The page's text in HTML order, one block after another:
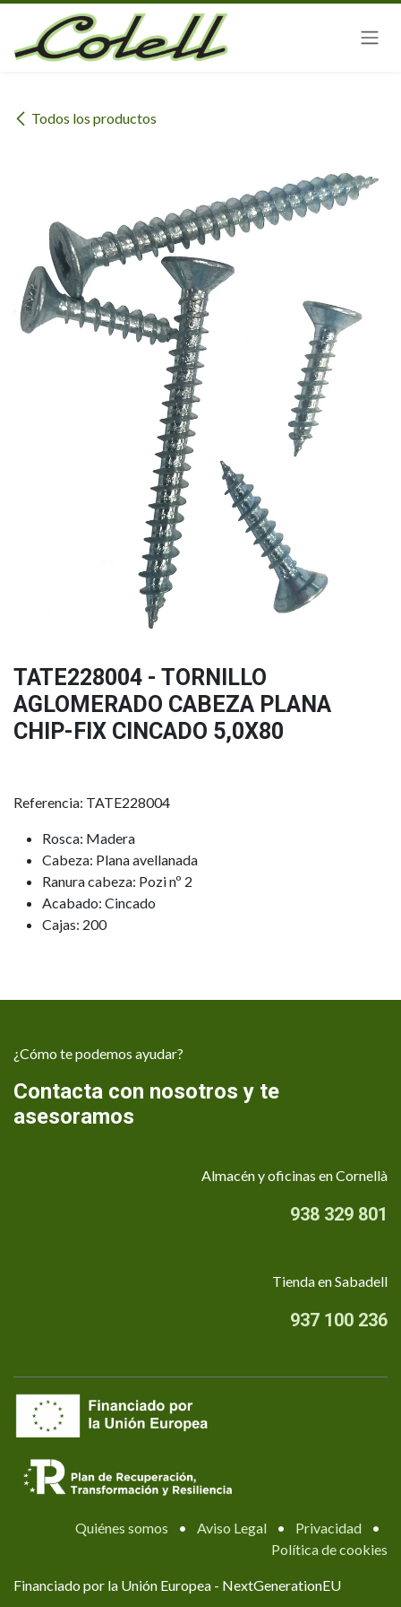
Ir al contenido
Todos los productos
TATE228004 - TORNILLO
AGLOMERADO CABEZA PLANA
CHIP-FIX CINCADO 5,0X80
Referencia: TATE228004
Rosca: Madera
Cabeza: Plana avellanada
Ranura cabeza: Pozi nº 2
Acabado: Cincado
Cajas: 200
¿Cómo te podemos ayudar?
Contacta con nosotros y te
asesoramos
Almacén y oficinas en Cornellà
938 329 801
Tienda en Sabadell
937 100 236
Quiénes somos • Aviso Legal • Privacidad
•
Política de cookies
Financiado por la Unión Europea - NextGenerationEU